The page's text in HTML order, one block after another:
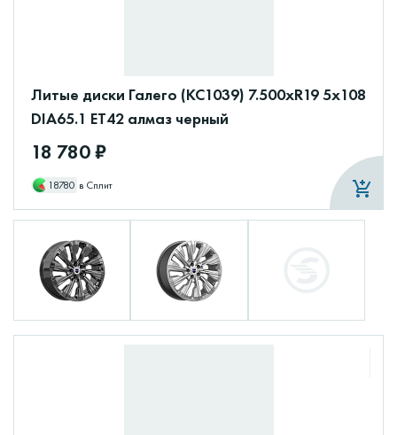
Литые диски Галего (КС1039) 7.500xR19 5x108
DIA65.1 ET42 алмаз черный
18 780 ₽
18780 в Сплит